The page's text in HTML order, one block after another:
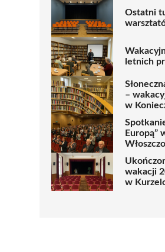
Ostatni
letnich
–
w
Europą”
wakacji
w